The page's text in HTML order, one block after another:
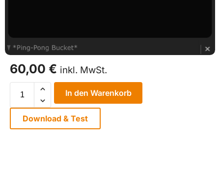
60,00 € inkl. MwSt.
In den Warenkorb
Download & Test